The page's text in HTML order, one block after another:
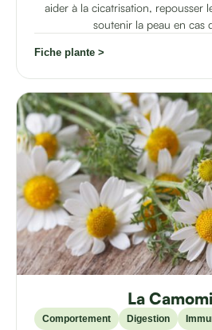
aider à la cicatrisation, repousser
soutenir la peau en cas
Fiche plante >
La
Comportement Digestion